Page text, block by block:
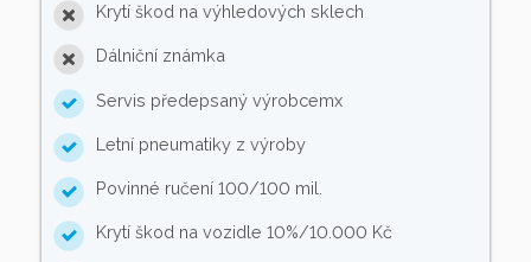
Krytí škod na výhledových sklech
Dálniční známka
Servis předepsaný výrobcemx
Letní pneumatiky z výroby
Povinné ručení 100/100 mil.
Krytí škod na vozidle 10%/10.000 Kč